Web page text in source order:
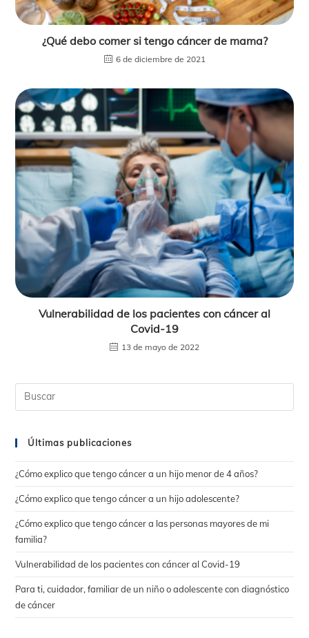
¿Qué debo comer si tengo cáncer de mama?
6 de diciembre de 2021
Vulnerabilidad de los pacientes con cáncer al
Covid-19
13 de mayo de 2022
Últimas publicaciones
¿Cómo explico que tengo cáncer a un hijo menor de 4 años?
¿Cómo explico que tengo cáncer a un hijo adolescente?
¿Cómo explico que tengo cáncer a las personas mayores de mi
familia?
Vulnerabilidad de los pacientes con cáncer al Covid-19
Para ti, cuidador, familiar de un niño o adolescente con diagnóstico
de cáncer